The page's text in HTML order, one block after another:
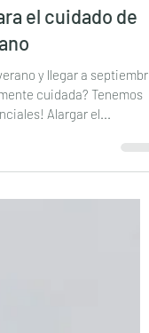
de lectura
el cuidado de
y llegar a septiembre
Alargar el...